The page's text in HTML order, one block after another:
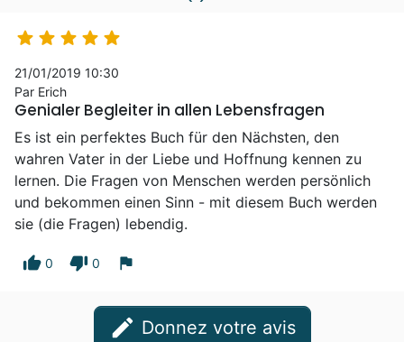
    
21/01/2019 10:30
Par Erich
Genialer Begleiter in allen Lebensfragen
Es ist ein perfektes Buch für den Nächsten, den
wahren Vater in der Liebe und Hoffnung kennen zu
lernen. Die Fragen von Menschen werden persönlich
und bekommen einen Sinn - mit diesem Buch werden
sie (die Fragen) lebendig.
thumb_up 0 thumb_down 0 flag
edit Donnez votre avis